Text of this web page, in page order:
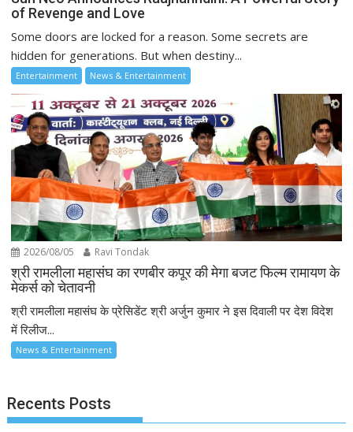
of Revenge and Love
Some doors are locked for a reason. Some secrets are
hidden for generations. But when destiny...
Entertainment News & Entertainment
2026/08/05 Ravi Tondak
श्री रामलीला महासंघ का रणबीर कपूर की मेगा बजट फिल्म रामायण के
मेकर्स को चेतावनी
श्री रामलीला महासंघ के प्रेसिडेंट श्री अर्जुन कुमार ने इस दिवाली पर देश विदेश
में रिलीज...
News & Entertainment
Recents Posts